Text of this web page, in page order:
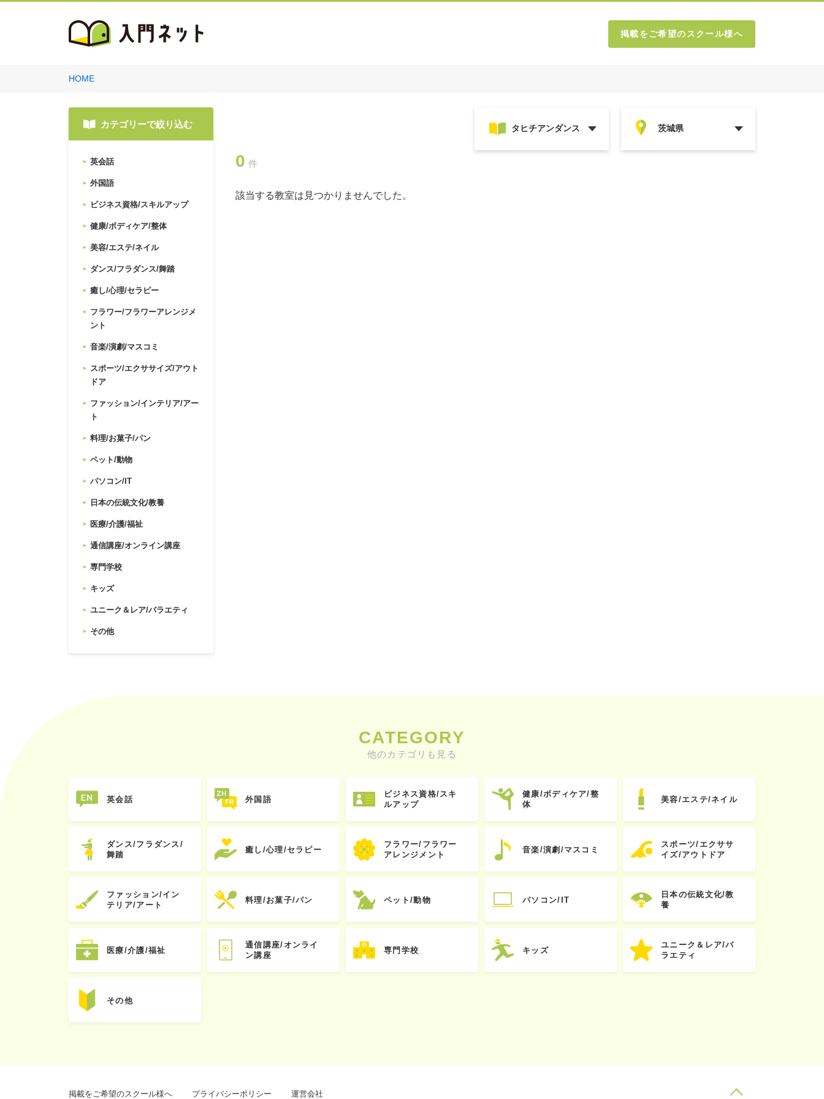
掲載をご希望のスクール様へ
HOME
カテゴリーで絞り込む
英会話
外国語
ビジネス資格/スキルアップ
健康/ボディケア/整体
美容/エステ/ネイル
ダンス/フラダンス/舞踏
癒し/心理/セラピー
フラワー/フラワーアレンジメ
ント
音楽/演劇/マスコミ
スポーツ/エクササイズ/アウト
ドア
ファッション/インテリア/アー
ト
料理/お菓子/パン
ペット/動物
パソコン/IT
日本の伝統文化/教養
医療/介護/福祉
通信講座/オンライン講座
専門学校
キッズ
ユニーク＆レア/バラエティ
その他
0 件
該当する教室は見つかりませんでした。
CATEGORY
他のカテゴリも見る
英会話 外国語
ビジネス資格/スキ
ルアップ
健康/ボディケア/整
体
美容/エステ/ネイル
ダンス/フラダンス/
舞踏
癒し/心理/セラピー
フラワー/フラワー
アレンジメント
音楽/演劇/マスコミ
スポーツ/エクササ
イズ/アウトドア
ファッション/イン
テリア/アート
料理/お菓子/パン ペット/動物 パソコン/IT
日本の伝統文化/教
養
医療/介護/福祉
通信講座/オンライ
ン講座
専門学校 キッズ
ユニーク＆レア/バ
ラエティ
その他
掲載をご希望のスクール様へ プライバシーポリシー 運営会社